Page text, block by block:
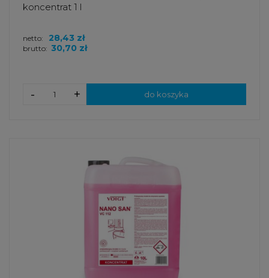
koncentrat 1 l
brutto: 30,70 zł
netto: 28,43 zł
+
- do koszyka